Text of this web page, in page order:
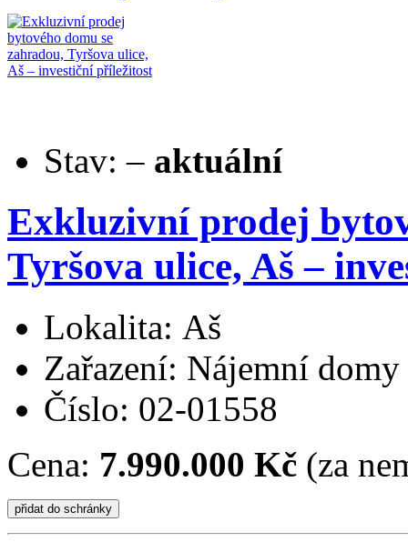
Stav: – aktuální
Exkluzivní prodej
Tyršova ulice, Aš –
Lokalita: Aš
Zařazení: Nájemní domy
Číslo: 02-01558
Cena: 7.990.000 Kč (za